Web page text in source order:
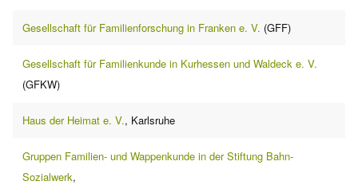
Gesellschaft für Familienforschung in Franken e. V. (GFF)
Gesellschaft für Familienkunde in Kurhessen und Waldeck e. V.
(GFKW)
Haus der Heimat e. V., Karlsruhe
Gruppen Familien- und Wappenkunde in der Stiftung Bahn-
Sozialwerk,